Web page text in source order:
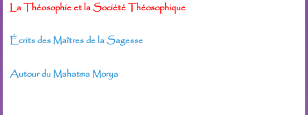
La Théosophie et la Société Théosophique
Écrits des Maîtres de la Sagesse
Autour du Mahatma Morya